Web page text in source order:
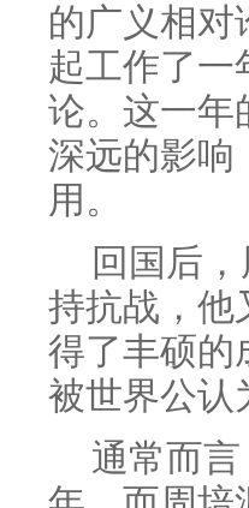
的广义相对
起工作了一
论。这一年
深远的影响
用。
回国后
持抗战，他
得了丰硕的
被世界公认
通常而